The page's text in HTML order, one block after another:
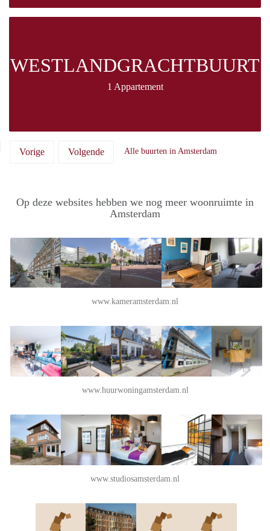
WESTLANDGRACHTBUURT
1 Appartement
Vorige Volgende Alle buurten in Amsterdam
Op deze websites hebben we nog meer woonruimte in
Amsterdam
www.kameramsterdam.nl
www.huurwoningamsterdam.nl
www.studiosamsterdam.nl